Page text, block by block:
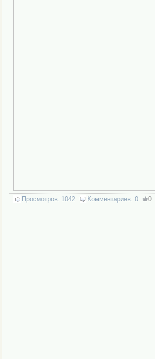
Просмотров: 1042 Комментариев: 0 0